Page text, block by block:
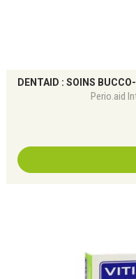
Perio.aid